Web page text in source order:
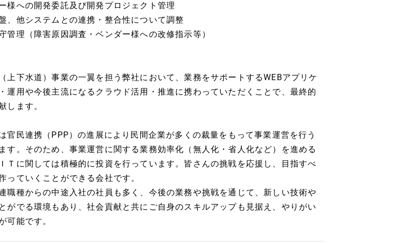
様への開発委託及び開発プロジェクト管理
、他システムとの連携・整合性について調整
管理（障害原因調査・ベンダー様への改修指示等）
上下水道）事業の一翼を担う弊社において、業務をサポートするWEBアプリケ
運用や今後主流になるクラウド活用・推進に携わっていただくことで、最終的
します。
官民連携（PPP）の進展により民間企業が多くの裁量をもって事業運営を行う
す。そのため、事業運営に関する業務効率化（無人化・省人化など）を進める
Ｔに関しては積極的に投資を行っています。皆さんの挑戦を応援し、目指すべ
っていくことができる会社です。
職種からの中途入社の社員も多く、今後の業務や挑戦を通じて、新しい技術や
がでる環境もあり、社会貢献と共にご自身のスキルアップも見据え、やりがい
可能です。